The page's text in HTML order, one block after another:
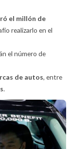
el millón de
realizarlo en el
el número de
de autos, entre
.